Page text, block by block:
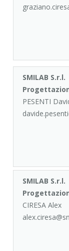
SMILAB S.r.l.
PESENTI
SMILAB S.r.l.
CIRESA Alex